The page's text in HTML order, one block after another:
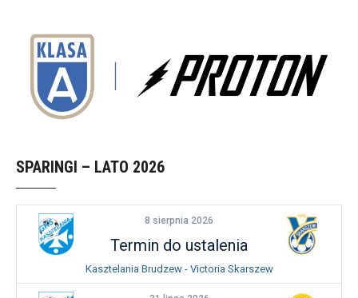
SPARINGI – LATO 2026
8 sierpnia 2026
Termin do ustalenia
Kasztelania Brudzew - Victoria Skarszew